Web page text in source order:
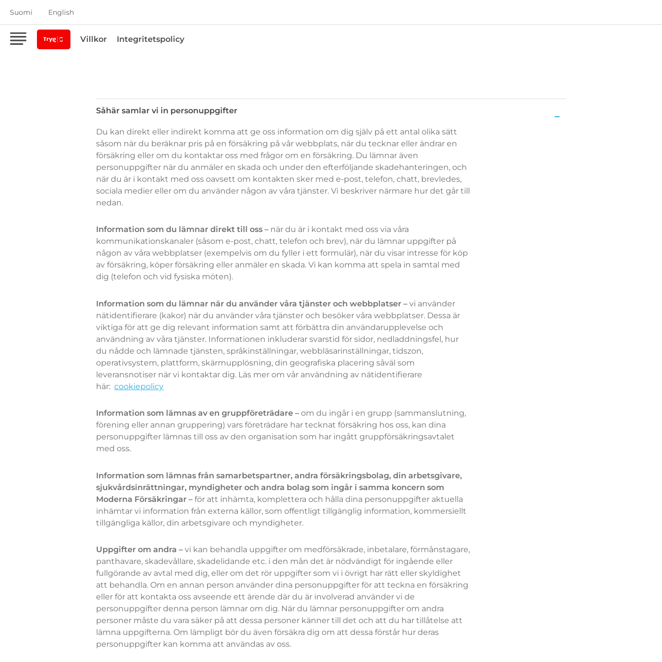
Suomi English
Villkor Integritetspolicy
Såhär samlar vi in personuppgifter
Såhär
samlar
vi
in
personuppgifter
Du kan direkt eller indirekt komma att ge oss information om dig själv på ett antal olika sätt
såsom när du beräknar pris på en försäkring på vår webbplats, när du tecknar eller ändrar en
försäkring eller om du kontaktar oss med frågor om en försäkring. Du lämnar även
personuppgifter när du anmäler en skada och under den efterföljande skadehanteringen, och
när du är i kontakt med oss oavsett om kontakten sker med e-post, telefon, chatt, brevledes,
sociala medier eller om du använder någon av våra tjänster. Vi beskriver närmare hur det går till
nedan.
Information som du lämnar direkt till oss – när du är i kontakt med oss via våra
kommunikationskanaler (såsom e-post, chatt, telefon och brev), när du lämnar uppgifter på
någon av våra webbplatser (exempelvis om du fyller i ett formulär), när du visar intresse för köp
av försäkring, köper försäkring eller anmäler en skada. Vi kan komma att spela in samtal med
dig (telefon och vid fysiska möten).
Information som du lämnar när du använder våra tjänster och webbplatser – vi använder
nätidentifierare (kakor) när du använder våra tjänster och besöker våra webbplatser. Dessa är
viktiga för att ge dig relevant information samt att förbättra din användarupplevelse och
användning av våra tjänster. Informationen inkluderar svarstid för sidor, nedladdningsfel, hur
du nådde och lämnade tjänsten, språkinställningar, webbläsarinställningar, tidszon,
operativsystem, plattform, skärmupplösning, din geografiska placering såväl som
leveransnotiser när vi kontaktar dig. Läs mer om vår användning av nätidentifierare
här: cookiepolicy
Information som lämnas av en gruppföreträdare – om du ingår i en grupp (sammanslutning,
förening eller annan gruppering) vars företrädare har tecknat försäkring hos oss, kan dina
personuppgifter lämnas till oss av den organisation som har ingått gruppförsäkringsavtalet
med oss.
Information som lämnas från samarbetspartner, andra försäkringsbolag, din arbetsgivare,
sjukvårdsinrättningar, myndigheter och andra bolag som ingår i samma koncern som
Moderna Försäkringar – för att inhämta, komplettera och hålla dina personuppgifter aktuella
inhämtar vi information från externa källor, som offentligt tillgänglig information, kommersiellt
tillgängliga källor, din arbetsgivare och myndigheter.
Uppgifter om andra – vi kan behandla uppgifter om medförsäkrade, inbetalare, förmånstagare,
panthavare, skadevållare, skadelidande etc. i den mån det är nödvändigt för ingående eller
fullgörande av avtal med dig, eller om det rör uppgifter som vi i övrigt har rätt eller skyldighet
att behandla. Om en annan person använder dina personuppgifter för att teckna en försäkring
eller för att kontakta oss avseende ett ärende där du är involverad använder vi de
personuppgifter denna person lämnar om dig. När du lämnar personuppgifter om andra
personer måste du vara säker på att dessa personer känner till det och att du har tillåtelse att
lämna uppgifterna. Om lämpligt bör du även försäkra dig om att dessa förstår hur deras
personuppgifter kan komma att användas av oss.